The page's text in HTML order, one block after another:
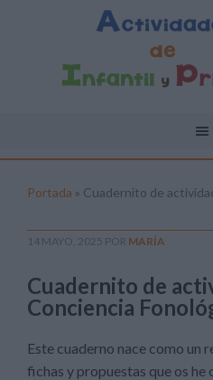
Portada » Cuadernito de
14 MAYO, 2025 POR MARÍA
Cuadernito de
Conciencia
Este cuaderno nace como un
fichas y propuestas que os